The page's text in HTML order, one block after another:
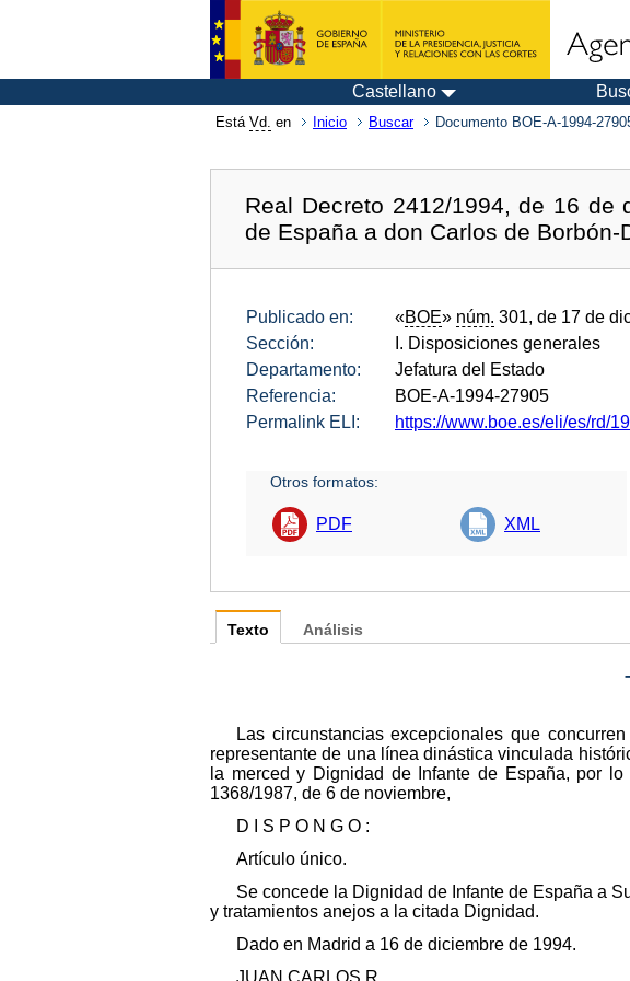
Castellano
Está Vd. en Inicio Buscar Documento BOE-A-1994-
Real Decreto 2412/1994, de 16
de España a don Carlos de
Publicado en: «BOE» núm. 301, de 17 de
Sección:
I. Disposiciones generales
Departamento:
Jefatura del Estado
Referencia:
BOE-A-1994-27905
Permalink ELI:
https://www.boe.es/eli/es/rd/
Otros formatos:
PDF XML
Texto
Las circunstancias excepcionales que
representante de una línea dinástica vinculada
la merced y Dignidad de Infante de España, por
1368/1987, de 6 de noviembre,
D I S P O N G O :
Artículo único.
Se concede la Dignidad de Infante de España a
y tratamientos anejos a la citada Dignidad.
Dado en Madrid a 16 de diciembre de 1994.
JUAN CARLOS R.
Análisis